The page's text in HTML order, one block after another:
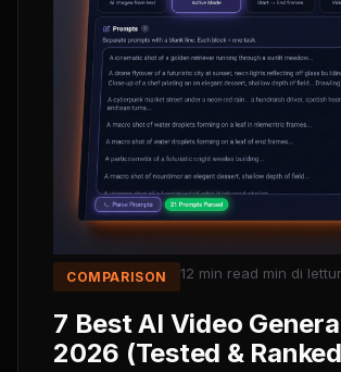
COMPARISON 12 min read min di
7 Best AI Video
2026 (Tested &